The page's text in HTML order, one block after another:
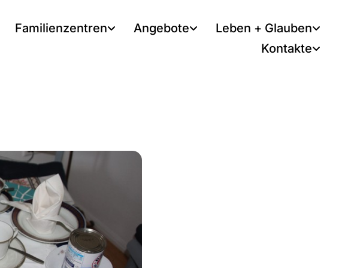
Familienzentren Angebote
Leben + Glauben
Kontakte